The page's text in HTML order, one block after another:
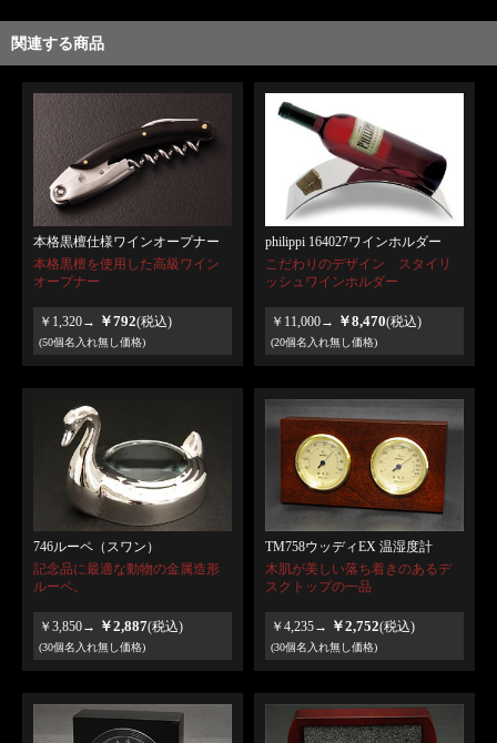
関連する商品
本格黒檀仕様ワインオープナー
本格黒檀を使用した高級ワイン
オープナー
￥1,320→ ￥792(税込)
(50個名入れ無し価格)
philippi 164027ワインホルダー
こだわりのデザイン スタイリ
ッシュワインホルダー
￥11,000→ ￥8,470(税込)
(20個名入れ無し価格)
746ルーペ（スワン）
記念品に最適な動物の金属造形
ルーペ。
￥3,850→ ￥2,887(税込)
(30個名入れ無し価格)
TM758ウッディEX 温湿度計
木肌が美しい落ち着きのあるデ
スクトップの一品
￥4,235→ ￥2,752(税込)
(30個名入れ無し価格)